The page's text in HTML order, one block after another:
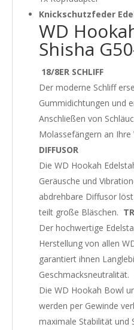
Knickschutzfeder
WD
Shisha
18/8ER SCHLIFF
Der moderne Schliff
Gummidichtungen und
Anschließen von
Molassefängern an Ihre
DIFFUSOR
Die WD Hookah
Geräusche und
abdrehbare Diffusor
teilt große Bläschen.
Der hochwertige
Herstellung von allen
garantiert ihnen
Geschmacksneutralität.
Die WD Hookah Bowl
werden per Gewinde
maximale Stabilität und